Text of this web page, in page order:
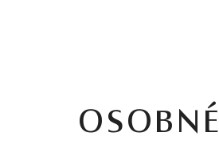
OSOBNÉ